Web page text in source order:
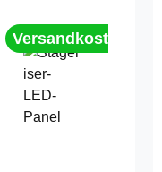
Versandkostenfrei